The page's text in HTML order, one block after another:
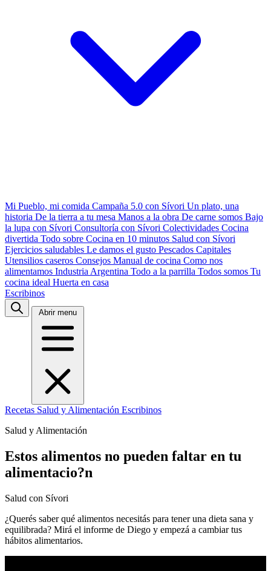
Mi Pueblo, mi comida Campaña 5.0 con Sívori Un plato, una
historia De la tierra a tu mesa Manos a la obra De carne somos Bajo
la lupa con Sívori Consultoría con Sívori Colectividades Cocina
divertida Todo sobre Cocina en 10 minutos Salud con Sívori
Ejercicios saludables Le damos el gusto Pescados Capitales
Utensilios caseros Consejos Manual de cocina Como nos
alimentamos Industria Argentina Todo a la parrilla Todos somos Tu
cocina ideal Huerta en casa
Escribinos
Abrir menu
Recetas Salud y Alimentación Escribinos
Salud y Alimentación
Estos alimentos no pueden faltar en tu
alimentacio?n
Salud con Sívori
¿Querés saber qué alimentos necesitás para tener una dieta sana y
equilibrada? Mirá el informe de Diego y empezá a cambiar tus
hábitos alimentarios.